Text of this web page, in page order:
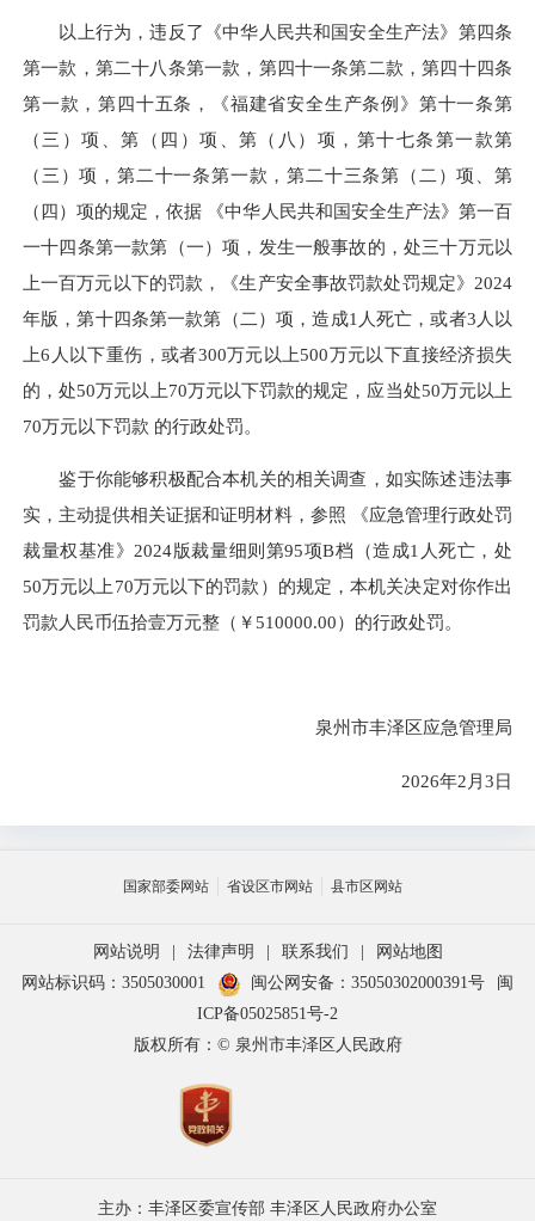
以上行为，违反了《中华人民共和国安全生产法》第四条
第一款，第二十八条第一款，第四十一条第二款，第四十四条
第一款，第四十五条，《福建省安全生产条例》第十一条第
（三）项、第（四）项、第（八）项，第十七条第一款第
（三）项，第二十一条第一款，第二十三条第（二）项、第
（四）项的规定，依据 《中华人民共和国安全生产法》第一百
一十四条第一款第（一）项，发生一般事故的，处三十万元以
上一百万元以下的罚款，《生产安全事故罚款处罚规定》2024
年版，第十四条第一款第（二）项，造成1人死亡，或者3人以
上6人以下重伤，或者300万元以上500万元以下直接经济损失
的，处50万元以上70万元以下罚款的规定，应当处50万元以上
70万元以下罚款 的行政处罚。
鉴于你能够积极配合本机关的相关调查，如实陈述违法事
实，主动提供相关证据和证明材料，参照 《应急管理行政处罚
裁量权基准》2024版裁量细则第95项B档（造成1人死亡，处
50万元以上70万元以下的罚款）的规定，本机关决定对你作出
罚款人民币伍拾壹万元整（￥510000.00）的行政处罚。
泉州市丰泽区应急管理局
2026年2月3日
国家部委网站 省设区市网站 县市区网站
网站说明 法律声明 联系我们
网站地图
网站标识码：3505030001
闽公网安备：35050302000391号
闽
ICP备05025851号-2
版权所有：© 泉州市丰泽区人民政府
主办：丰泽区委宣传部 丰泽区人民政府办公室